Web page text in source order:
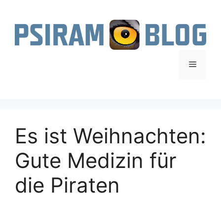
springen
Menü
Es ist Weihnachten:
Gute Medizin für
die Piraten